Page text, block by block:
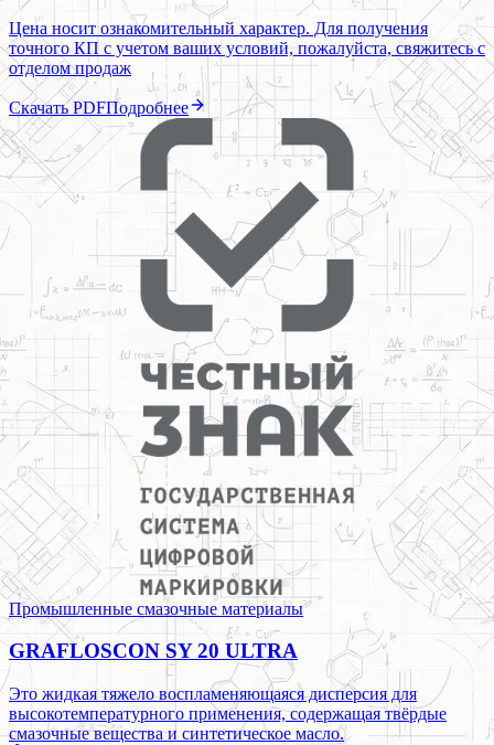
Цена носит ознакомительный характер. Для получения
точного КП с учетом ваших условий, пожалуйста, свяжитесь с
отделом продаж
Скачать PDFПодробнее
Промышленные смазочные материалы
GRAFLOSCON SY 20 ULTRA
Это жидкая тяжело воспламеняющаяся дисперсия для
высокотемпературного применения, содержащая твёрдые
смазочные вещества и синтетическое масло.